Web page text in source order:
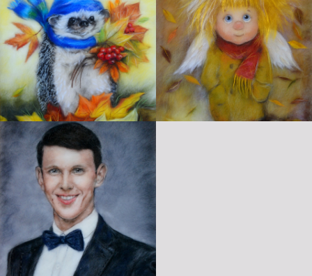
Истоки на карте Подольска — Яндекс Карты